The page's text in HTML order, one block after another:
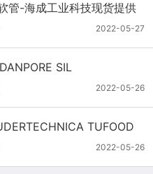
管-海成工业科技现货提供
2022-05-27
SIL
2022-05-26
TUFOOD
2022-05-26